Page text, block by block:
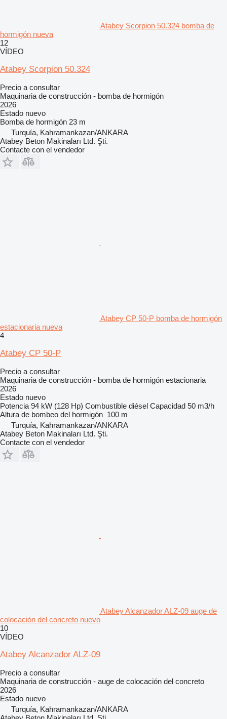
Atabey Scorpion 50.324 bomba de
hormigón nueva
12
VÍDEO
Atabey Scorpion 50.324
Precio a consultar
Maquinaria de construcción - bomba de hormigón
2026
Estado nuevo
Bomba de hormigón 23 m
Turquía, Kahramankazan/ANKARA
Atabey Beton Makinaları Ltd. Şti.
Contacte con el vendedor
Atabey CP 50-P bomba de hormigón
estacionaria nueva
4
Atabey CP 50-P
Precio a consultar
Maquinaria de construcción - bomba de hormigón estacionaria
2026
Estado nuevo
Potencia 94 kW (128 Hp) Combustible diésel Capacidad 50 m3/h
Altura de bombeo del hormigón 100 m
Turquía, Kahramankazan/ANKARA
Atabey Beton Makinaları Ltd. Şti.
Contacte con el vendedor
Atabey Alcanzador ALZ-09 auge de
colocación del concreto nuevo
10
VÍDEO
Atabey Alcanzador ALZ-09
Precio a consultar
Maquinaria de construcción - auge de colocación del concreto
2026
Estado nuevo
Turquía, Kahramankazan/ANKARA